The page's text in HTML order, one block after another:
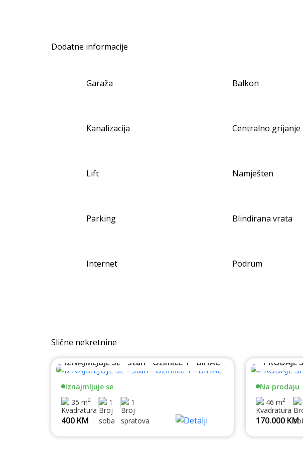
Dodatne informacije
Garaža Balkon
Kanalizacija Centralno grijanje
Lift Namješten
Parking Blindirana vrata
Internet Podrum
Slične nekretnine
IZNAJMLJUJE SE - Stan - Ozimice 1 - BIHAĆ
Iznajmljuje se
35 m2 1 1
400 KM
Na prodaju
46 m2
170.000 KM